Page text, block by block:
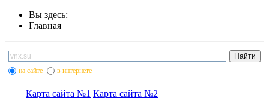
Вы здесь:
Главная
на сайте в интернете
Карта сайта №1 Карта сайта №2